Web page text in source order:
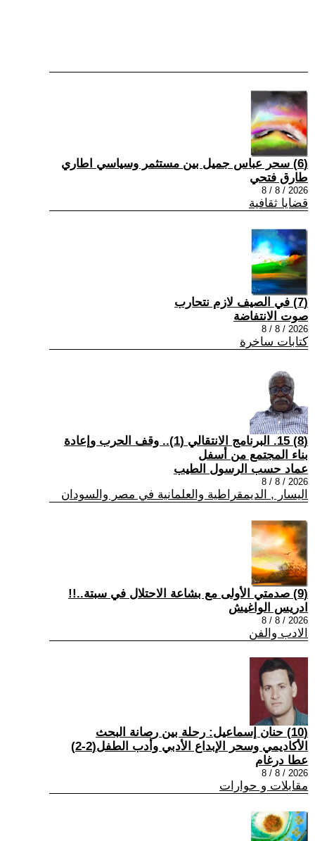
(6) سحر عباس جميل بين مستثمر وسياسي اطاري
طارق فتحي
2026 / 8 / 8
قضايا ثقافية
(7) في الصيف لازم نتحارب
صوت الانتفاضة
2026 / 8 / 8
كتابات ساخرة
(8) 15. البرنامج الانتقالي (1).. وقف الحرب وإعادة
بناء المجتمع من أسفل
عماد حسب الرسول الطيب
2026 / 8 / 8
اليسار , الديمقراطية والعلمانية في مصر والسودان
(9) صدمتي الأولى مع بشاعة الاحتلال في سبتة..!!
ادريس الواغيش
2026 / 8 / 8
الادب والفن
(10) حنان إسماعيل: رحلة بين رصانة البحث
الأكاديمي وسحر الإبداع الأدبي وأدب الطفل(2-2)
عطا درغام
2026 / 8 / 8
مقابلات و حوارات